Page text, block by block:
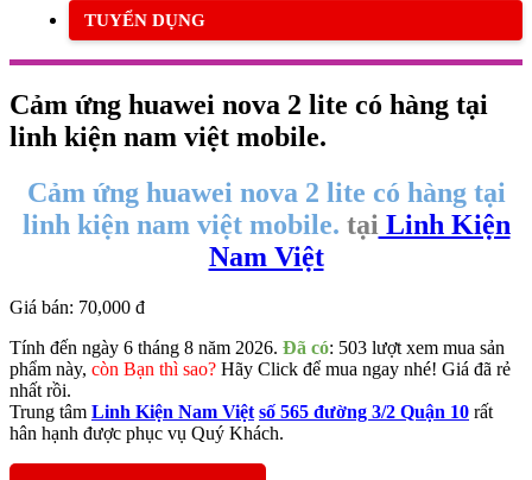
TUYỂN DỤNG
Cảm ứng huawei nova 2 lite có hàng tại
linh kiện nam việt mobile.
Cảm ứng huawei nova 2 lite có hàng tại
linh kiện nam việt mobile. tại Linh Kiện
Nam Việt
Giá bán: 70,000 đ
Tính đến ngày 6 tháng 8 năm 2026. Đã có: 503 lượt xem mua sản
phẩm này, còn Bạn thì sao? Hãy Click để mua ngay nhé! Giá đã rẻ
nhất rồi.
Trung tâm Linh Kiện Nam Việt số 565 đường 3/2 Quận 10 rất
hân hạnh được phục vụ Quý Khách.